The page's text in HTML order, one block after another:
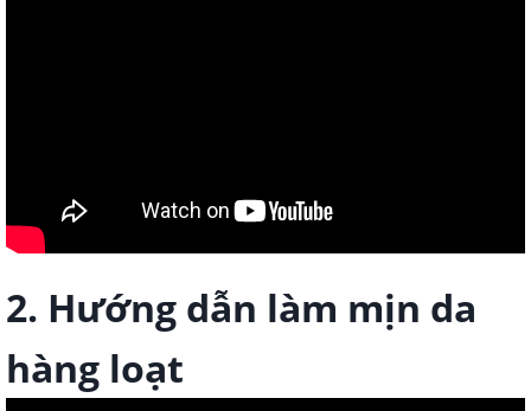
2. Hướng dẫn làm mịn da
hàng loạt